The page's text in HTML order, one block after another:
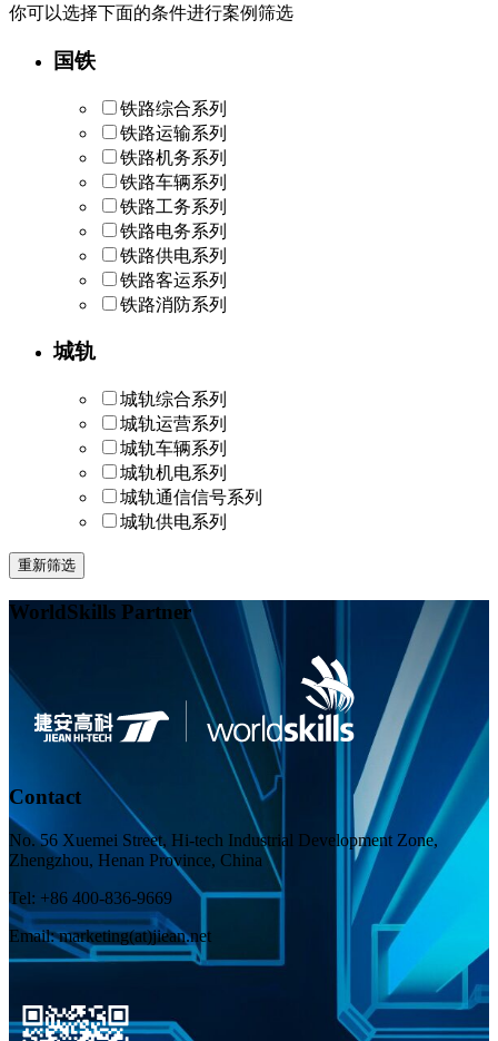
你可以选择下面的条件进行案例筛选
国铁
铁路综合系列
铁路运输系列
铁路机务系列
铁路车辆系列
铁路工务系列
铁路电务系列
铁路供电系列
铁路客运系列
铁路消防系列
城轨
城轨综合系列
城轨运营系列
城轨车辆系列
城轨机电系列
城轨通信信号系列
城轨供电系列
重新筛选
WorldSkills Partner
Contact
No. 56 Xuemei Street, Hi-tech Industrial Development Zone,
Zhengzhou, Henan Province, China
Tel: +86 400-836-9669
Email: marketing(at)jiean.net